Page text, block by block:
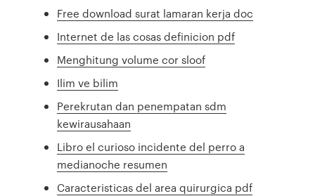
Free download surat lamaran kerja doc
Internet de las cosas definicion pdf
Menghitung volume cor sloof
Ilim ve bilim
Perekrutan dan penempatan sdm
kewirausahaan
Libro el curioso incidente del perro a
medianoche resumen
Caracteristicas del area quirurgica pdf